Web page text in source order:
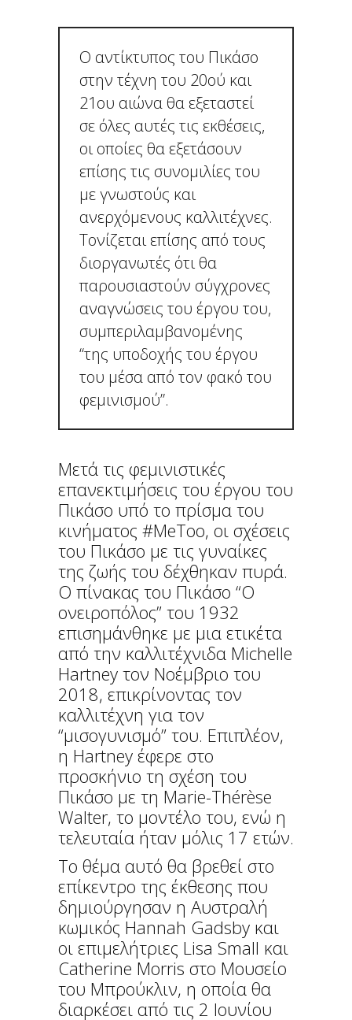
Ο αντίκτυπος του Πικάσο
στην τέχνη του 20ού και
21ου αιώνα θα εξεταστεί
σε όλες αυτές τις εκθέσεις,
οι οποίες θα εξετάσουν
επίσης τις συνομιλίες του
με γνωστούς και
ανερχόμενους καλλιτέχνες.
Τονίζεται επίσης από τους
διοργανωτές ότι θα
παρουσιαστούν σύγχρονες
αναγνώσεις του έργου του,
συμπεριλαμβανομένης
“της υποδοχής του έργου
του μέσα από τον φακό του
φεμινισμού”.
Μετά τις φεμινιστικές
επανεκτιμήσεις του έργου του
Πικάσο υπό το πρίσμα του
κινήματος #MeToo, οι σχέσεις
του Πικάσο με τις γυναίκες
της ζωής του δέχθηκαν πυρά.
Ο πίνακας του Πικάσο “Ο
ονειροπόλος” του 1932
επισημάνθηκε με μια ετικέτα
από την καλλιτέχνιδα Michelle
Hartney τον Νοέμβριο του
2018, επικρίνοντας τον
καλλιτέχνη για τον
“μισογυνισμό” του. Επιπλέον,
η Hartney έφερε στο
προσκήνιο τη σχέση του
Πικάσο με τη Marie-Thérèse
Walter, το μοντέλο του, ενώ η
τελευταία ήταν μόλις 17 ετών.
Το θέμα αυτό θα βρεθεί στο
επίκεντρο της έκθεσης που
δημιούργησαν η Αυστραλή
κωμικός Hannah Gadsby και
οι επιμελήτριες Lisa Small και
Catherine Morris στο Μουσείο
του Μπρούκλιν, η οποία θα
διαρκέσει από τις 2 Ιουνίου